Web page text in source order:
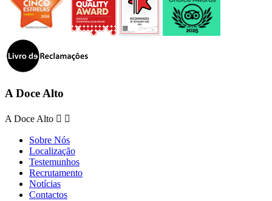
A Doce Alto
A Doce Alto  
Sobre Nós
Localização
Testemunhos
Recrutamento
Notícias
Contactos